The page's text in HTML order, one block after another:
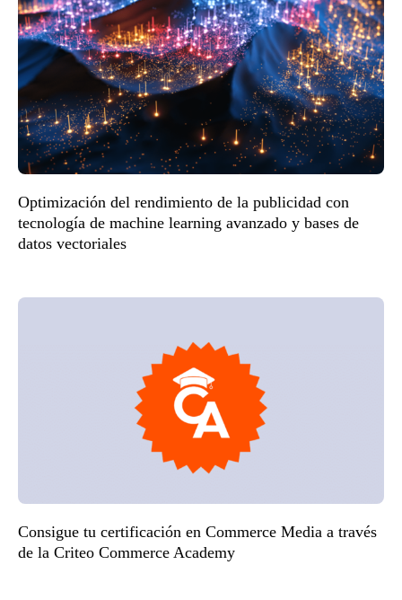
Optimización del rendimiento de la publicidad con
tecnología de machine learning avanzado y bases de
datos vectoriales
Consigue tu certificación en Commerce Media a través
de la Criteo Commerce Academy